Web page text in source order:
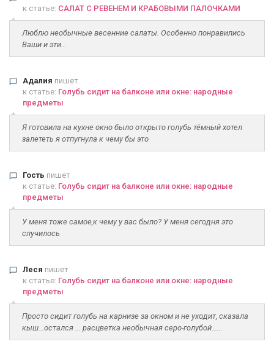
к статье: САЛАТ С РЕВЕНЕМ И КРАБОВЫМИ ПАЛОЧКАМИ
Люблю необычные весенние салаты. Особенно понравились
Ваши и эти...
Адалия пишет
к статье: Голубь сидит на балконе или окне: народные
предметы
Я готовила на кухне окно было открыто голубь тёмный хотел
залететь я отпугнула к чему бы это
Гость пишет
к статье: Голубь сидит на балконе или окне: народные
предметы
У меня тоже самое,к чему у вас было? У меня сегодня это
случилось
Леся пишет
к статье: Голубь сидит на балконе или окне: народные
предметы
Просто сидит голубь на карнизе за окном и не уходит, сказала
кыш...остался ... расцветка необычная серо-голубой......